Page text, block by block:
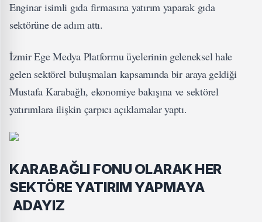
Enginar isimli gıda firmasına yatırım yaparak gıda
sektörüne de adım attı.
İzmir Ege Medya Platformu üyelerinin geleneksel hale
gelen sektörel buluşmaları kapsamında bir araya geldiği
Mustafa Karabağlı, ekonomiye bakışına ve sektörel
yatırımlara ilişkin çarpıcı açıklamalar yaptı.
KARABAĞLI FONU OLARAK HER
SEKTÖRE YATIRIM YAPMAYA
ADAYIZ